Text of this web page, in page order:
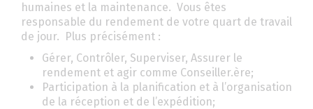
humaines et la maintenance. Vous êtes
responsable du rendement de votre quart de travail
de jour. Plus précisément :
Gérer, Contrôler, Superviser, Assurer le
rendement et agir comme Conseiller.ère;
Participation à la planification et à l’organisation
de la réception et de l’expédition;